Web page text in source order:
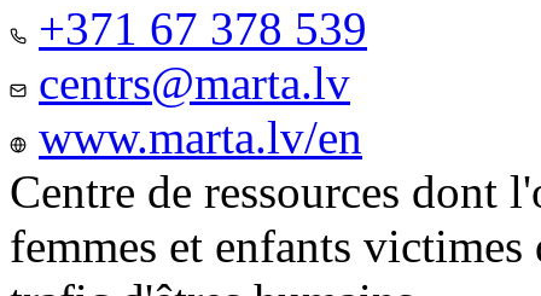
+371 67 378 539
centrs@marta.lv
www.marta.lv/en
Centre de ressources dont
femmes et enfants